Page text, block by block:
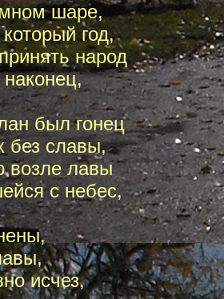
шаре,
год,
народ
был гонец
без славы,
возле лавы
с небес,
исчез,